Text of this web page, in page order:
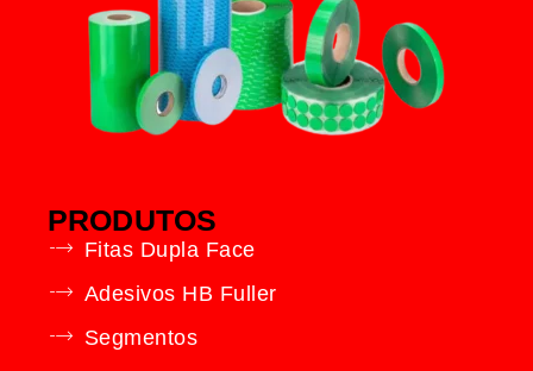
PRODUTOS
Fitas Dupla Face
Adesivos HB Fuller
Segmentos